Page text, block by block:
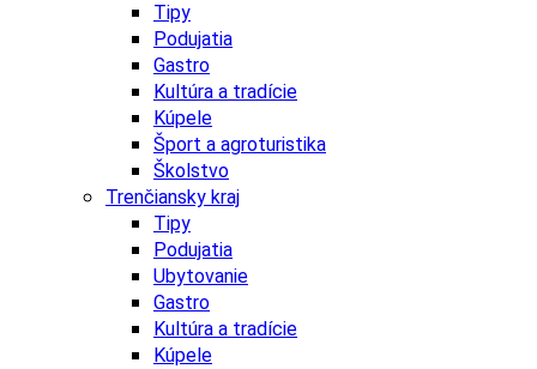
Tipy
Podujatia
Gastro
Kultúra a tradície
Kúpele
Šport a agroturistika
Školstvo
Trenčiansky kraj
Tipy
Podujatia
Ubytovanie
Gastro
Kultúra a tradície
Kúpele